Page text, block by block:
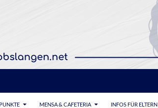
MENSA & CAFETERIA INFOS FÜR ELTERN